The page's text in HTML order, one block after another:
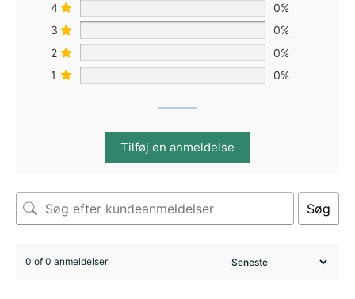
4
0%
3
0%
2
0%
1
0%
Tilføj en anmeldelse
Søg
0 of 0 anmeldelser